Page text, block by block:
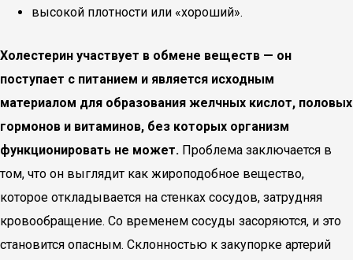
высокой плотности или «хороший».
Холестерин участвует в обмене веществ — он
поступает с питанием и является исходным
материалом для образования желчных кислот, половых
гормонов и витаминов, без которых организм
функционировать не может. Проблема заключается в
том, что он выглядит как жироподобное вещество,
которое откладывается на стенках сосудов, затрудняя
кровообращение. Со временем сосуды засоряются, и это
становится опасным. Склонностью к закупорке артерий